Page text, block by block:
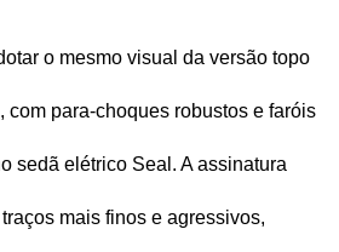
o mesmo visual da versão topo
com para-choques robustos e faróis
sedã elétrico Seal. A assinatura
mais finos e agressivos,